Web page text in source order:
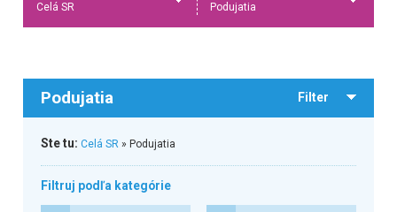
Celá SR Podujatia
Podujatia Filter
Ste tu: Celá SR» Podujatia
Filtruj podľa kategórie